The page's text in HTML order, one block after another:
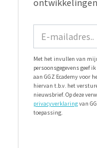
Met het invullen van
persoonsgegevens geef
aan GGZ Ecademy voor
hiervan t.b.v. het
nieuwsbrief. Op deze
privacyverklaringvan
toepassing.